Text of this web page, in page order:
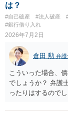
は？
#自己破産 #法人破産
#銀行借り入れ
2026年7月2日
倉田 勲 弁護
こういった場合、
でしょうか？ 弁護
ったりはするので
している金額など